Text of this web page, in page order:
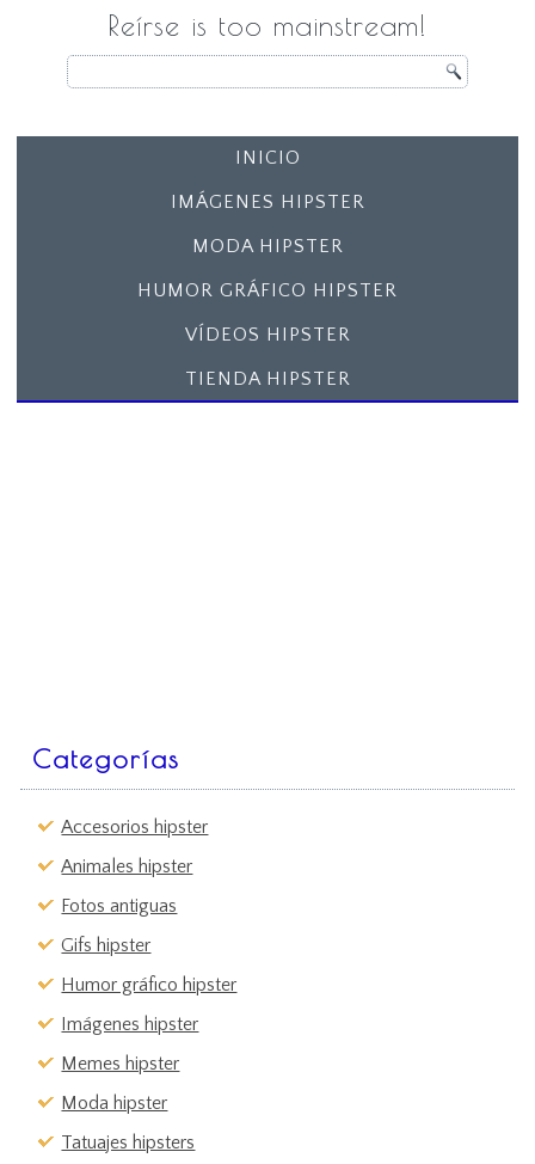
Reírse is too mainstream!
INICIO
IMÁGENES HIPSTER
MODA HIPSTER
HUMOR GRÁFICO HIPSTER
VÍDEOS HIPSTER
TIENDA HIPSTER
Categorías
Accesorios hipster
Animales hipster
Fotos antiguas
Gifs hipster
Humor gráfico hipster
Imágenes hipster
Memes hipster
Moda hipster
Tatuajes hipsters